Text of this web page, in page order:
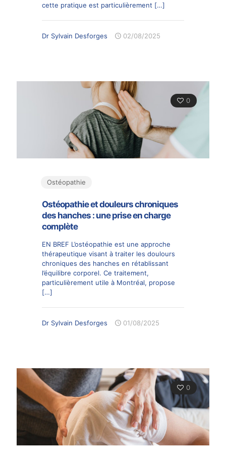
cette pratique est particulièrement […]
Dr Sylvain Desforges 02/08/2025
0
Ostéopathie
Ostéopathie et douleurs chroniques
des hanches : une prise en charge
complète
EN BREF L’ostéopathie est une approche
thérapeutique visant à traiter les doulours
chroniques des hanches en rétablissant
l’équilibre corporel. Ce traitement,
particulièrement utile à Montréal, propose
[…]
Dr Sylvain Desforges 01/08/2025
0